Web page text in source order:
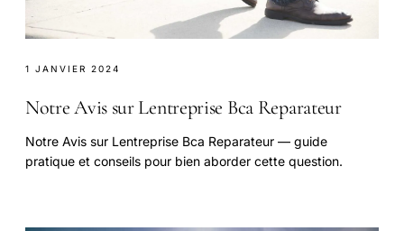
1 JANVIER 2024
Notre Avis sur Lentreprise Bca Reparateur
Notre Avis sur Lentreprise Bca Reparateur — guide
pratique et conseils pour bien aborder cette question.